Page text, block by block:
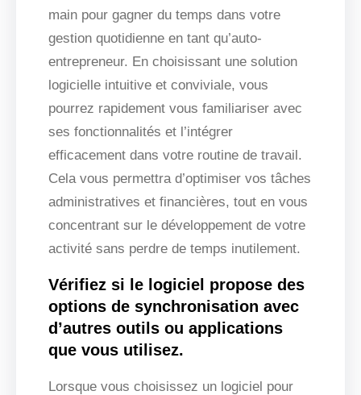
main pour gagner du temps dans votre
gestion quotidienne en tant qu’auto-
entrepreneur. En choisissant une solution
logicielle intuitive et conviviale, vous
pourrez rapidement vous familiariser avec
ses fonctionnalités et l’intégrer
efficacement dans votre routine de travail.
Cela vous permettra d’optimiser vos tâches
administratives et financières, tout en vous
concentrant sur le développement de votre
activité sans perdre de temps inutilement.
Vérifiez si le logiciel propose des
options de synchronisation avec
d’autres outils ou applications
que vous utilisez.
Lorsque vous choisissez un logiciel pour